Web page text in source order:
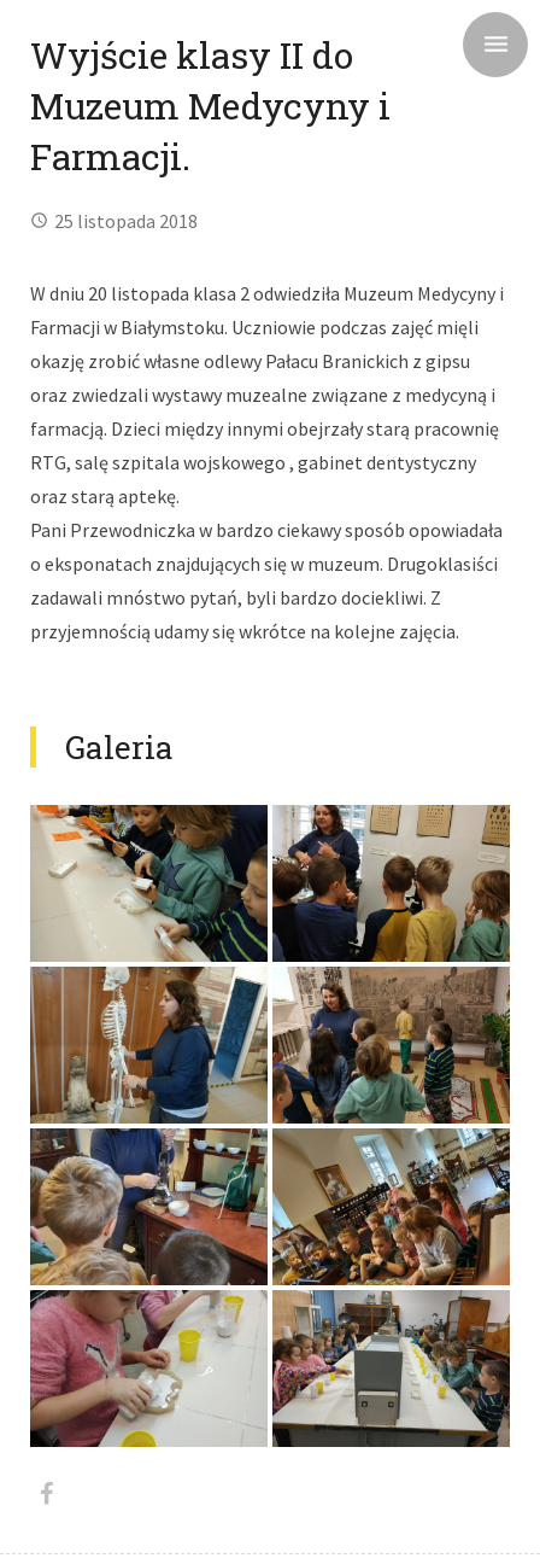
Wyjście klasy II do
Muzeum Medycyny i
Farmacji.
25 listopada 2018
W dniu 20 listopada klasa 2 odwiedziła Muzeum Medycyny i
Farmacji w Białymstoku. Uczniowie podczas zajęć mięli
okazję zrobić własne odlewy Pałacu Branickich z gipsu
oraz zwiedzali wystawy muzealne związane z medycyną i
farmacją. Dzieci między innymi obejrzały starą pracownię
RTG, salę szpitala wojskowego , gabinet dentystyczny
oraz starą aptekę.
Pani Przewodniczka w bardzo ciekawy sposób opowiadała
o eksponatach znajdujących się w muzeum. Drugoklasiści
zadawali mnóstwo pytań, byli bardzo dociekliwi. Z
przyjemnością udamy się wkrótce na kolejne zajęcia.
Galeria